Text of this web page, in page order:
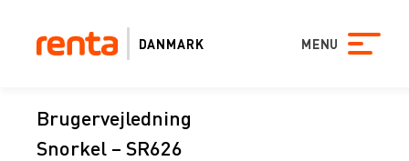
DANMARK MENU
Brugervejledning
Snorkel – SR626